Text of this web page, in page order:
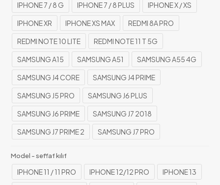
IPHONE 7 / 8 G IPHONE 7 / 8 PLUS IPHONE X / XS
IPHONE XR IPHONE XS MAX REDMI 8A PRO
REDMI NOTE 10 LITE REDMI NOTE 11 T 5G
SAMSUNG A15 SAMSUNG A51 SAMSUNG A55 4G
SAMSUNG J4 CORE SAMSUNG J4 PRIME
SAMSUNG J5 PRO SAMSUNG J6 PLUS
SAMSUNG J6 PRIME SAMSUNG J7 2018
SAMSUNG J7 PRIME 2 SAMSUNG J7 PRO
Model - seffaf kılıf
IPHONE 11 / 11 PRO IPHONE 12/12 PRO IPHONE 13